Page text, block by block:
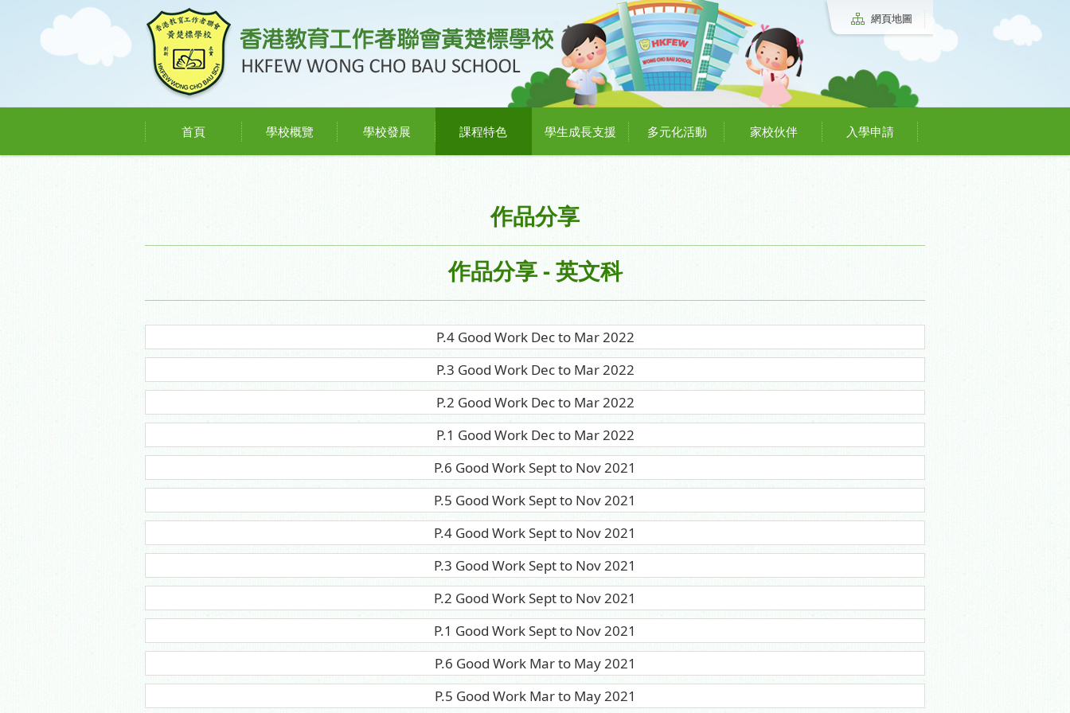
網頁地圖
首頁 學校概覽 學校發展 課程特色 學生成長支援 多元化活動 家校伙伴 入學申請
作品分享
作品分享 - 英文科
P.4 Good Work Dec to Mar 2022
P.3 Good Work Dec to Mar 2022
P.2 Good Work Dec to Mar 2022
P.1 Good Work Dec to Mar 2022
P.6 Good Work Sept to Nov 2021
P.5 Good Work Sept to Nov 2021
P.4 Good Work Sept to Nov 2021
P.3 Good Work Sept to Nov 2021
P.2 Good Work Sept to Nov 2021
P.1 Good Work Sept to Nov 2021
P.6 Good Work Mar to May 2021
P.5 Good Work Mar to May 2021